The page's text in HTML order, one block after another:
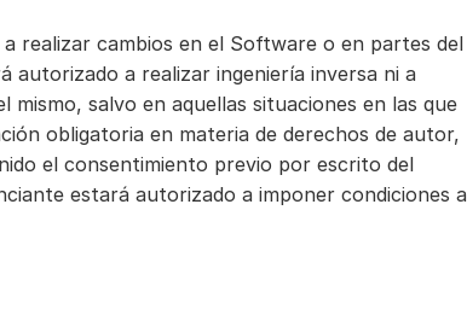
realizar cambios en el Software o en partes del
autorizado a realizar ingeniería inversa ni a
salvo en aquellas situaciones en las que
obligatoria en materia de derechos de autor,
el consentimiento previo por escrito del
estará autorizado a imponer condiciones a